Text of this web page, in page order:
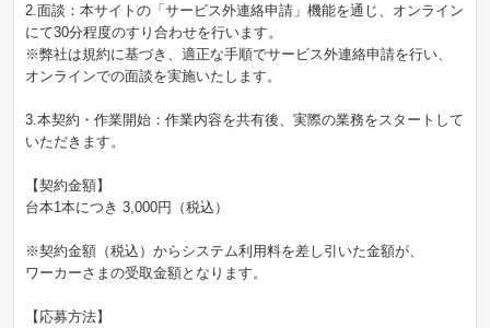
2.面談：本サイトの「サービス外連絡申請」機能を通じ、オンライン
にて30分程度のすり合わせを行います。
※弊社は規約に基づき、適正な手順でサービス外連絡申請を行い、
オンラインでの面談を実施いたします。
3.本契約・作業開始：作業内容を共有後、実際の業務をスタートして
いただきます。
【契約金額】
台本1本につき 3,000円（税込）
※契約金額（税込）からシステム利用料を差し引いた金額が、
ワーカーさまの受取金額となります。
【応募方法】